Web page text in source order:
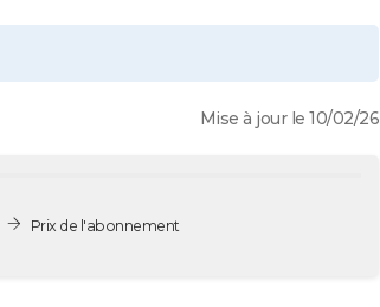
Mise à jour le 10/02/26
Prix de l'abonnement